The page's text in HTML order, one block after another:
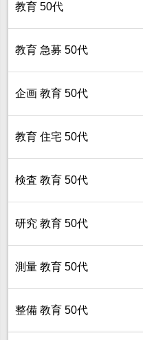
教育 50代
教育 急募 50代
企画 教育 50代
教育 住宅 50代
検査 教育 50代
研究 教育 50代
測量 教育 50代
整備 教育 50代